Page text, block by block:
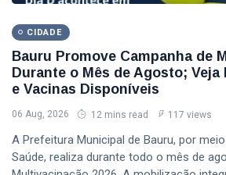
CIDADE
Bauru Promove Campanha de
Durante o Mês de Agosto;
e Vacinas Disponíveis
06 Aug, 2026 12 mins read 117 views
A Prefeitura Municipal de Bauru, por
Saúde, realiza durante todo o mês de